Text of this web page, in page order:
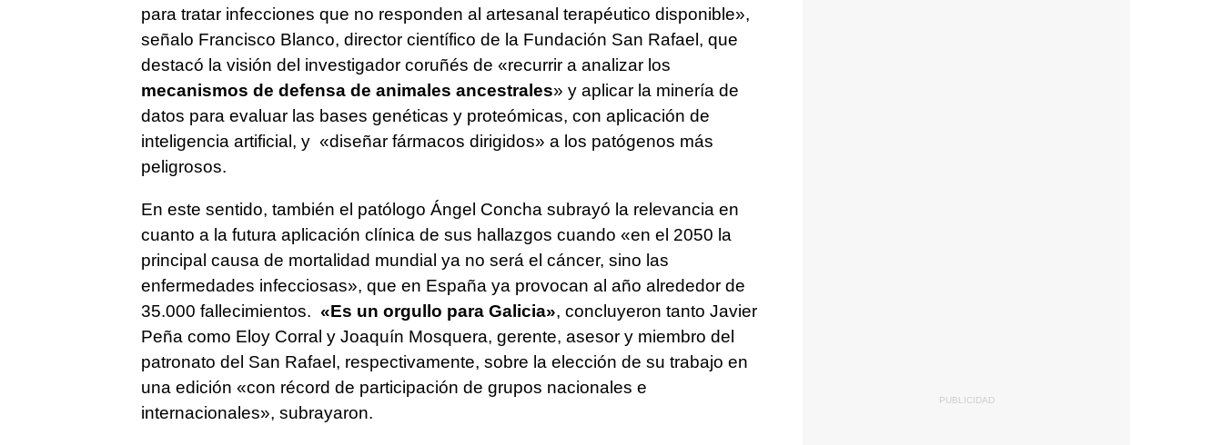
para tratar infecciones que no responden al artesanal terapéutico disponible»,
señalo Francisco Blanco, director científico de la Fundación San Rafael, que
destacó la visión del investigador coruñés de «recurrir a analizar los
mecanismos de defensa de animales ancestrales» y aplicar la minería de
datos para evaluar las bases genéticas y proteómicas, con aplicación de
inteligencia artificial, y «diseñar fármacos dirigidos» a los patógenos más
peligrosos.
En este sentido, también el patólogo Ángel Concha subrayó la relevancia en
cuanto a la futura aplicación clínica de sus hallazgos cuando «en el 2050 la
principal causa de mortalidad mundial ya no será el cáncer, sino las
enfermedades infecciosas», que en España ya provocan al año alrededor de
35.000 fallecimientos. «Es un orgullo para Galicia», concluyeron tanto Javier
Peña como Eloy Corral y Joaquín Mosquera, gerente, asesor y miembro del
patronato del San Rafael, respectivamente, sobre la elección de su trabajo en
una edición «con récord de participación de grupos nacionales e
internacionales», subrayaron.